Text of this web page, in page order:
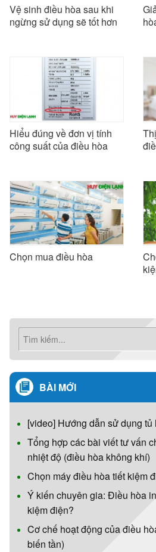
Vệ sinh điều hòa sau khi
ngừng sử dụng sẽ tốt hơn
Hiểu đúng về đơn vị tính
công suất của điều hòa
Chọn mua điều hòa
BÀI MỚI
[video] Hướng dẫn sử dụng tủ
Tổng hợp các bài viết tư vấn
nhiệt độ (điều hòa không khí)
Chọn máy điều hòa tiết kiệm
Ý kiến chuyên gia: Điều hòa
kiệm điện?
Cơ chế hoạt động của điều
biến tần)